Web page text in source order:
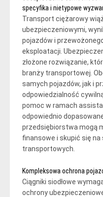
specyfika i nietypowe
Transport ciężarowy
ubezpieczeniowymi,
pojazdów i
eksploatacji.
złożone rozwiązanie,
branży transportowej.
samych pojazdów, jak i
odpowiedzialność
pomoc w ramach
odpowiednio
przedsiębiorstwa mogą
finansowe i skupić się
transportowych.
Kompleksowa ochrona
Ciągniki siodłowe
ochrony